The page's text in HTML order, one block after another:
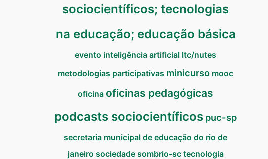
sociocientíficos; tecnologias
na educação; educação básica
evento inteligência artificial ltc/nutes
metodologias participativas minicurso mooc
oficina oficinas pedagógicas
podcasts sociocientíficos puc-sp
secretaria municipal de educação do rio de
janeiro sociedade sombrio-sc tecnologia